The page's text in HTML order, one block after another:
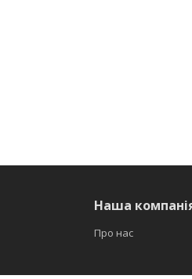
Наша
Про нас